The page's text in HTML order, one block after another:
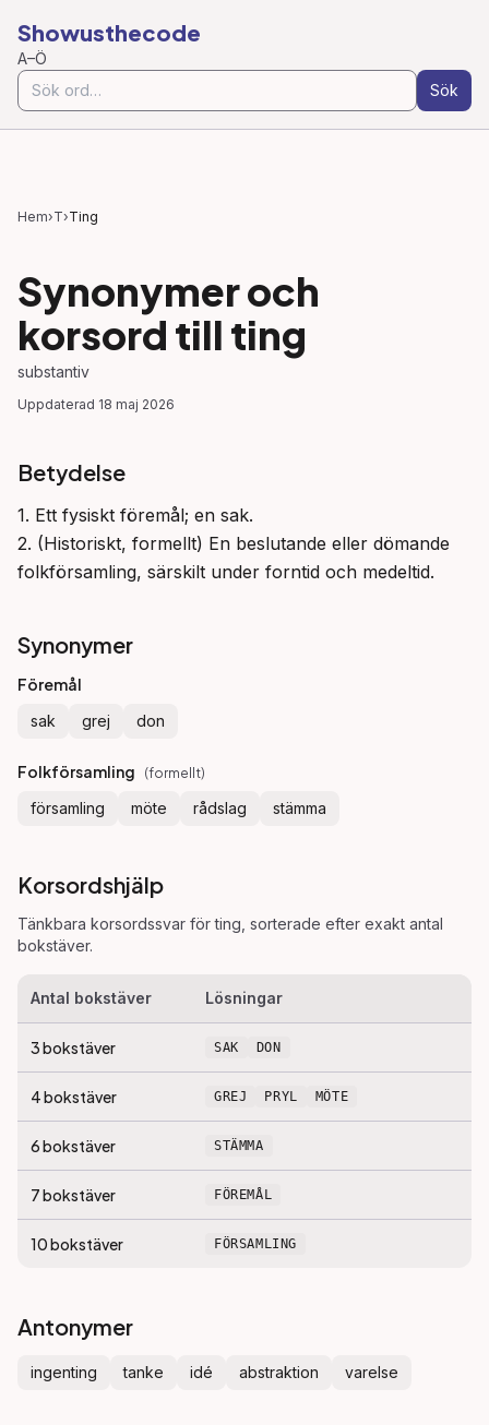
Showusthecode
A–Ö
Sök
Hem›T›Ting
Synonymer och
korsord till ting
substantiv
Uppdaterad 18 maj 2026
Betydelse
1. Ett fysiskt föremål; en sak.
2. (Historiskt, formellt) En beslutande eller dömande
folkförsamling, särskilt under forntid och medeltid.
Synonymer
Föremål
sak grej don
Folkförsamling (formellt)
församling möte rådslag stämma
Korsordshjälp
Tänkbara korsordssvar förting , sorterade efter exakt antal
bokstäver.
Antal bokstäver Lösningar
3bokstäver SAK DON
4bokstäver GREJ PRYL MÖTE
6bokstäver STÄMMA
7bokstäver FÖREMÅL
10bokstäver FÖRSAMLING
Antonymer
ingenting tanke idé abstraktion varelse